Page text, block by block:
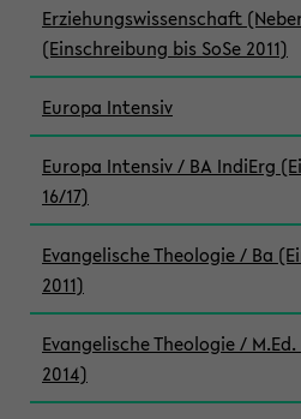
Erziehungswissenschaft
(Einschreibung bis SoSe 2011)
Europa Intensiv
Europa Intensiv / BA IndiErg
16/17)
Evangelische Theologie / Ba
2011)
Evangelische Theologie /
2014)